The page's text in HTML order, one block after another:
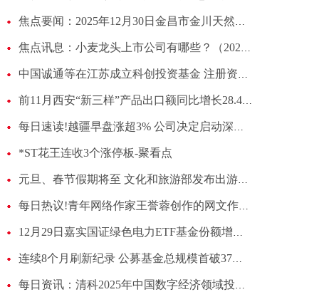
焦点要闻：2025年12月30日金昌市金川天然农产品发展有限责任公司价格行情
焦点讯息：小麦龙头上市公司有哪些？（2025/12/30）
中国诚通等在江苏成立科创投资基金 注册资本100亿
前11月西安“新三样”产品出口额同比增长28.4% 实时
每日速读!越疆早盘涨超3% 公司决定启动深交所上市计划
*ST花王连收3个涨停板-聚看点
元旦、春节假期将至 文化和旅游部发布出游提示|滚动
每日热议!青年网络作家王誉蓉创作的网文作品《上元欢》畅销海外 东方故事，叩开世界心门
12月29日嘉实国证绿色电力ETF基金份额增加4040万份，重仓股三峡能源、中国核电、长江电力
连续8个月刷新纪录 公募基金总规模首破37万亿元
每日资讯：清科2025年中国数字经济领域投资机构20强